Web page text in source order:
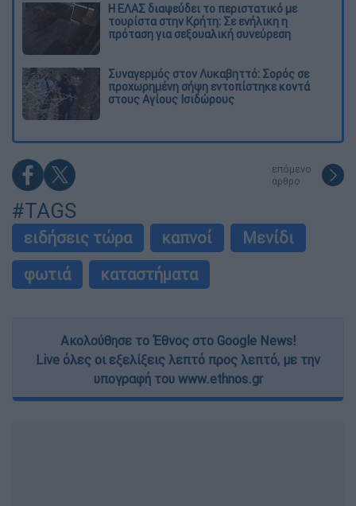
Η ΕΛΑΣ διαψεύδει το περιστατικό με
τουρίστα στην Κρήτη: Σε ενήλικη η
πρόταση για σεξουαλική συνεύρεση
Συναγερμός στον Λυκαβηττό: Σορός σε
προχωρημένη σήψη εντοπίστηκε κοντά
στους Αγίους Ισιδώρους
επόμενο
άρθρο
#TAGS
ειδήσεις τώρα καπνοί
Μενίδι
φωτιά
καταστήματα
Ακολούθησε το Έθνος στο Google News!
Live όλες οι εξελίξεις λεπτό προς λεπτό, με την
υπογραφή του www.ethnos.gr